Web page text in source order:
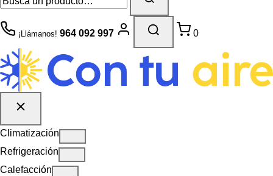
¡Llámanos! 964 092 997 0
Climatización
Refrigeración
Calefacción